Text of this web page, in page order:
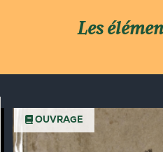
Les
CHRONIQUE